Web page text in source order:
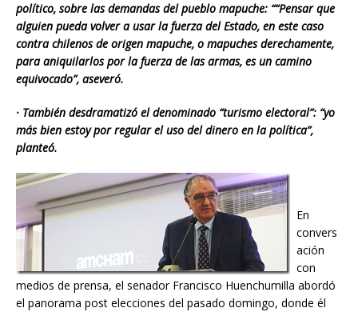
político, sobre las demandas del pueblo mapuche: ““Pensar que
alguien pueda volver a usar la fuerza del Estado, en este caso
contra chilenos de origen mapuche, o mapuches derechamente,
para aniquilarlos por la fuerza de las armas, es un camino
equivocado”, aseveró.
· También desdramatizó el denominado “turismo electoral”: “yo
más bien estoy por regular el uso del dinero en la política”,
planteó.
En
convers
ación
con
medios de prensa, el senador Francisco Huenchumilla abordó
el panorama post elecciones del pasado domingo, donde él